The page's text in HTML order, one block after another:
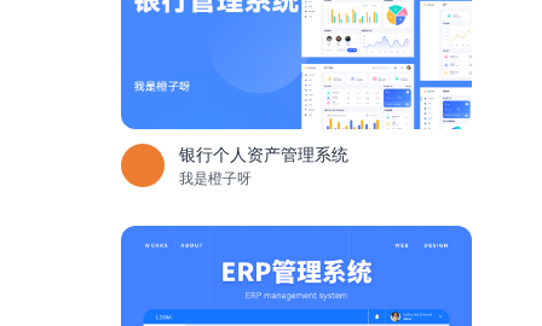
银行个人资产管理系统
我是橙子呀